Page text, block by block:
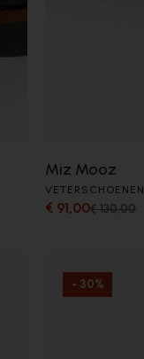
Miz Mooz
VETERSCHOENEN
€ 91,00€ 130,00
- 30%